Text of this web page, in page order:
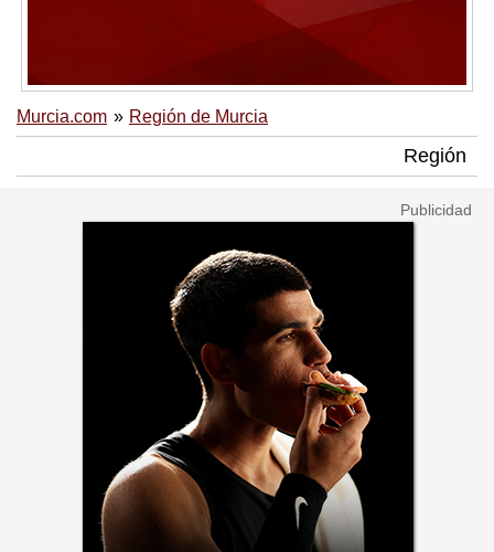
Murcia.com Región de Murcia
Región